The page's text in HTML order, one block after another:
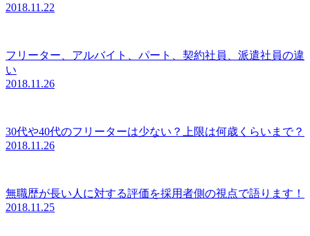
2018.11.22
フリーター、アルバイト、パート、契約社員、派遣社員の違
い
2018.11.26
30代や40代のフリーターは少ない？上限は何歳くらいまで？
2018.11.26
無職歴が長い人に対する評価を採用者側の視点で語ります！
2018.11.25